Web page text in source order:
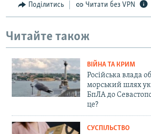
Поділитись Читати без VPN
Читайте також
ВІЙНА ТА КРИМ
Російська влада
морський шлях
БпЛА до
це?
СУСПІЛЬСТВО